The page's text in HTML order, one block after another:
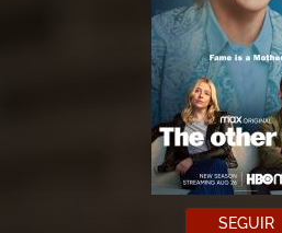
SEGUIR